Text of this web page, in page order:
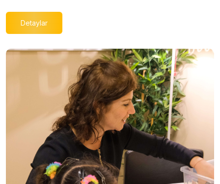
Detaylar